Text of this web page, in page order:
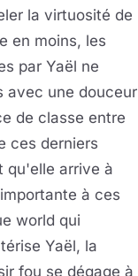
la virtuosité de
en moins, les
par Yaël ne
avec une douceur
de classe entre
ces derniers
qu'elle arrive à
à ces
world qui
Yaël, la
fou se dégage à